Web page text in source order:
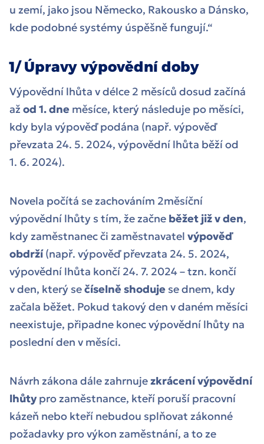
u zemí, jako jsou Německo, Rakousko a Dánsko,
kde podobné systémy úspěšně fungují.“
1/ Úpravy výpovědní doby
Výpovědní lhůta v délce 2 měsíců dosud začíná
až od 1. dne měsíce, který následuje po měsíci,
kdy byla výpověď podána (např. výpověď
převzata 24. 5. 2024, výpovědní lhůta běží od
1. 6. 2024).
Novela počítá se zachováním 2měsíční
výpovědní lhůty s tím, že začne běžet již v den,
kdy zaměstnanec či zaměstnavatel výpověď
obdrží(např. výpověď převzata 24. 5. 2024,
výpovědní lhůta končí 24. 7. 2024 – tzn. končí
v den, který sečíselně shoduje se dnem, kdy
začala běžet. Pokud takový den v daném měsíci
neexistuje, připadne konec výpovědní lhůty na
poslední den v měsíci.
Návrh zákona dále zahrnujezkrácení výpovědní
lhůtypro zaměstnance, kteří poruší pracovní
kázeň nebo kteří nebudou splňovat zákonné
požadavky pro výkon zaměstnání, a to ze